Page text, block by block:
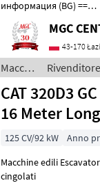
информация (BG) ==
Оторизиран дилър на
SUBARU в Лазиска
предлага за продажба
верижен багер CAT
330D2L, произведен в
Япония, с комплект от
43-170
Macchine
edili /
CAT
CAT 320D3
16 Meter Long
Reach / New /
Unused
125 CV/92 kW Anno
Macchine edili
cingolati